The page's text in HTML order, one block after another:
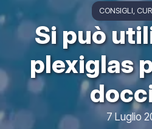
CONSIGLI
Si può
plexiglas
7 Luglio